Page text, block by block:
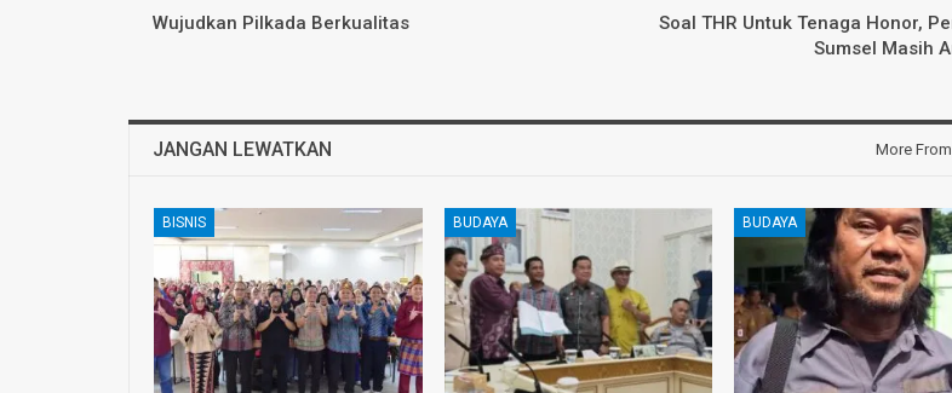
Wujudkan Pilkada Berkualitas
Soal THR Untuk Tenaga Honor,
Sumsel Masih
JANGAN LEWATKAN More
BISNIS BUDAYA BUDAYA